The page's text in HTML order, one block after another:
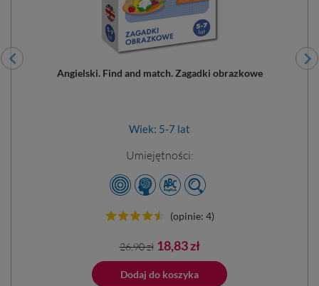
Angielski. Find and match. Zagadki obrazkowe
Wiek: 5-7 lat
Umiejętności:
(opinie: 4)
Cena
podstawowa
26,90 zł Cena
18,83 zł
Dodaj do koszyka